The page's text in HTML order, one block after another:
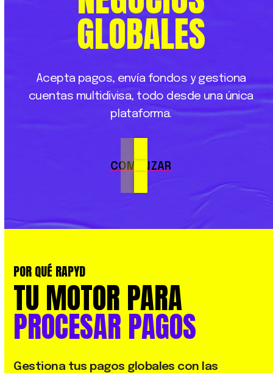
GLOBALES
Acepta pagos, envía fondos y gestiona
cuentas multidivisa, todo desde una única
plataforma.
COMENZAR
POR QUÉ RAPYD
TU MOTOR PARA
PROCESAR PAGOS
Gestiona tus pagos globales con las